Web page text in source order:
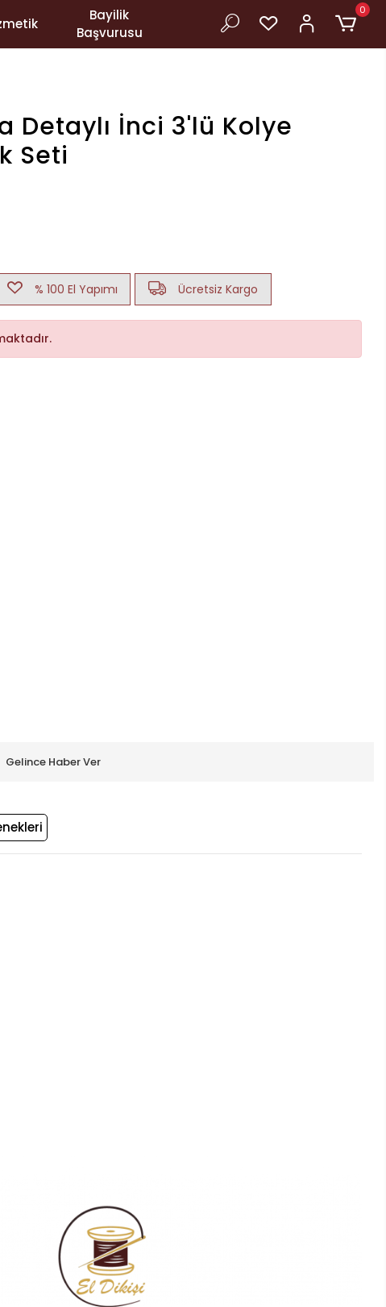
Bayilik
Başvurusu
0
Detaylı İnci 3'lü Kolye
Seti
% 100 El Yapımı Ücretsiz Kargo
Gelince Haber Ver